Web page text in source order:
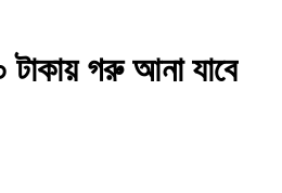
টাকায় গরু আনা যাবে